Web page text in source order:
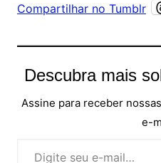
Compartilhar no Tumblr
Descubra mais
Assine para receber
e-